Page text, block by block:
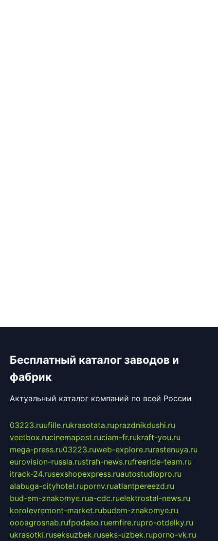
Бесплатный каталог заводов и
фабрик
Актуальный каталог компаний по всей России
03223.ruufille.rukrasotata.ruprazdnikdushi.ru
veetbox.rucinemapost.ruciam-fr.rukraft-you.ru
mega-press.ru03223.ruweb-explore.rurastenuya.ru
eurovision-russia.rustrah-news.rufreeride-team.ru
itrack-24.rusexshopexpress.ruautostudiopro.ru
alabuga-cityhotel.rupornv.ruatlantpereezd.ru
bud-em-znakomye.rua-cdc.ruelektrostal-news.ru
korolevremont-market.rubudem-znakomye.ru
oooagrosnab.rufpodaso.ruemfire.rupro-otdelky.ru
ukrasotki.ruseksuzbek.ruseks-uzbek.ruporno-vk.ru